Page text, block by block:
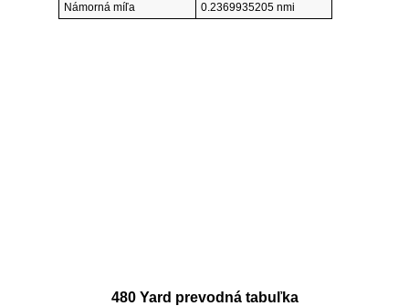
Námorná míľa
0.2369935205 nmi
480 Yard prevodná tabuľka